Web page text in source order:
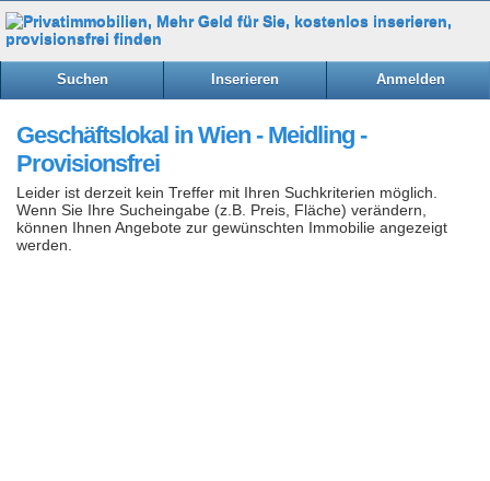
Suchen Inserieren Anmelden
Geschäftslokal in Wien - Meidling -
Provisionsfrei
Leider ist derzeit kein Treffer mit Ihren Suchkriterien möglich.
Wenn Sie Ihre Sucheingabe (z.B. Preis, Fläche) verändern,
können Ihnen Angebote zur gewünschten Immobilie angezeigt
werden.